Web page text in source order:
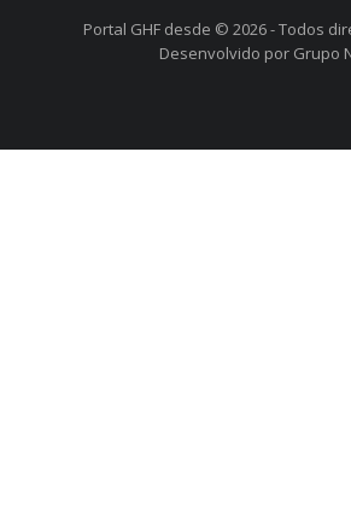
Portal GHF desde © 2026 - Todos
Desenvolvido por Grupo